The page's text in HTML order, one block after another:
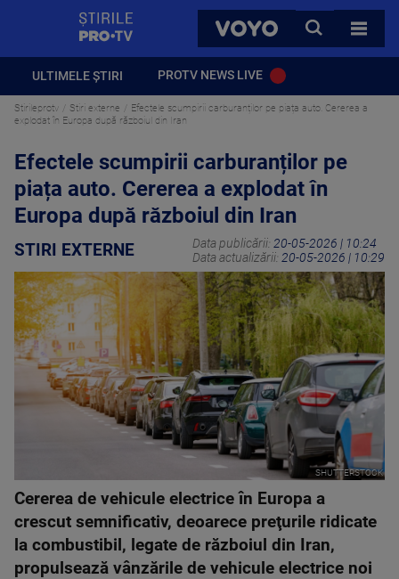
VOYO
CAUTA
TOATE
ULTIMELE ȘTIRI PROTV NEWS LIVE
Stirileprotv Stiri externe
Efectele scumpirii carburanților pe piața auto. Cererea a
explodat în Europa după războiul din Iran
Efectele scumpirii carburanților pe
piața auto. Cererea a explodat în
Europa după războiul din Iran
STIRI EXTERNE Data publicării: 20-05-2026 | 10:24
Data actualizării: 20-05-2026 | 10:29
SHUTTERSTOCK
Cererea de vehicule electrice în Europa a
crescut semnificativ, deoarece preţurile ridicate
la combustibil, legate de războiul din Iran,
propulsează vânzările de vehicule electrice noi